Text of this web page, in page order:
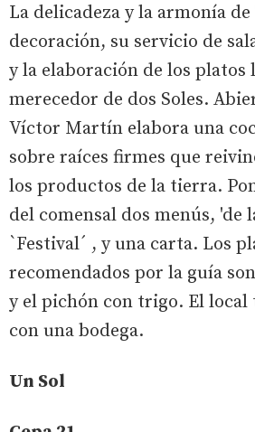
La delicadeza y la armonía
decoración, su servicio de
y la elaboración de los platos
merecedor de dos Soles.
Víctor Martín elabora una
sobre raíces firmes que
los productos de la tierra.
del comensal dos menús, 'de
`Festival´ , y una carta. Los
recomendados por la guía
y el pichón con trigo. El local
con una bodega.
Un Sol